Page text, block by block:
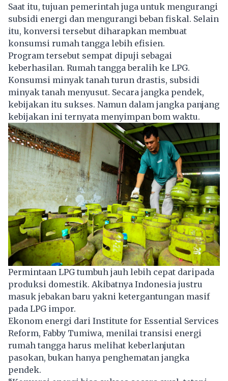
Saat itu, tujuan pemerintah juga untuk mengurangi
subsidi energi dan mengurangi beban fiskal. Selain
itu, konversi tersebut diharapkan membuat
konsumsi rumah tangga lebih efisien.
Program tersebut sempat dipuji sebagai
keberhasilan. Rumah tangga beralih ke LPG.
Konsumsi minyak tanah turun drastis, subsidi
minyak tanah menyusut. Secara jangka pendek,
kebijakan itu sukses. Namun dalam jangka panjang
kebijakan ini ternyata menyimpan bom waktu.
Permintaan LPG tumbuh jauh lebih cepat daripada
produksi domestik. Akibatnya Indonesia justru
masuk jebakan baru yakni ketergantungan masif
pada LPG impor.
Ekonom energi dari Institute for Essential Services
Reform, Fabby Tumiwa, menilai transisi energi
rumah tangga harus melihat keberlanjutan
pasokan, bukan hanya penghematan jangka
pendek.